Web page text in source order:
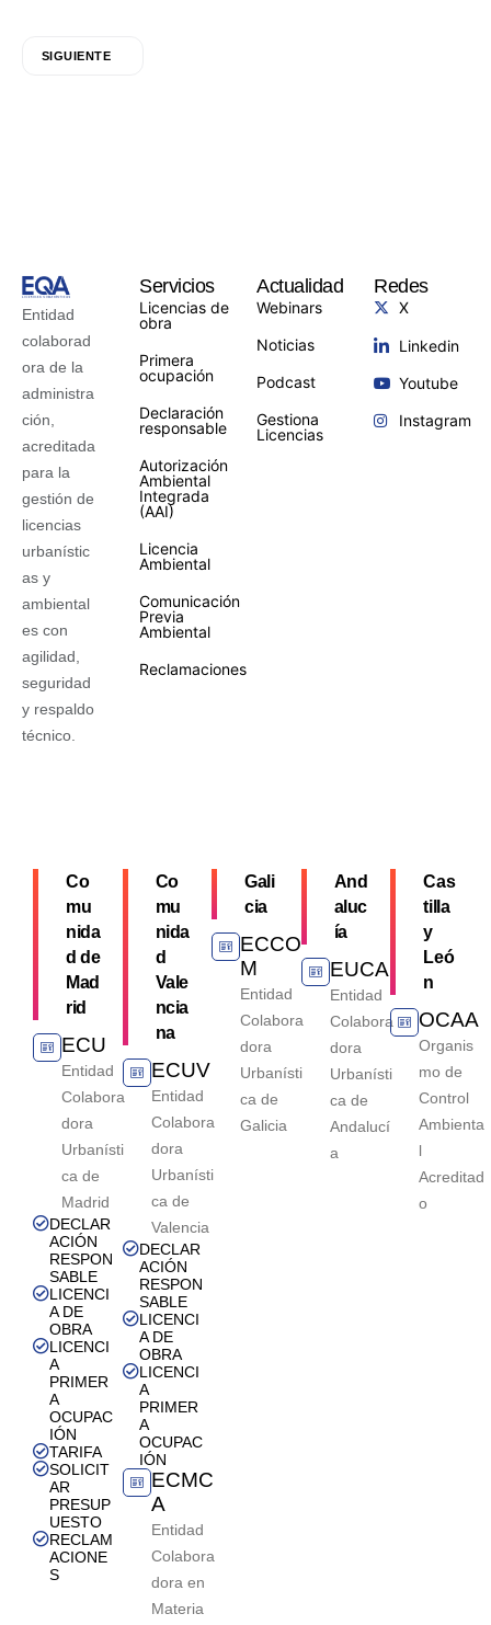
SIGUIENTE
Entidad
colaborad
ora de la
administra
ción,
acreditada
para la
gestión de
licencias
urbanístic
as y
ambiental
es con
agilidad,
seguridad
y respaldo
técnico.
Servicios
Licencias de
obra
Primera
ocupación
Declaración
responsable
Autorización
Ambiental
Integrada
(AAI)
Licencia
Ambiental
Comunicación
Previa
Ambiental
Reclamaciones
Actualidad
Webinars
Noticias
Podcast
Gestiona
Licencias
Redes
X
Linkedin
Youtube
Instagram
Co
mu
nida
d de
Mad
rid
ECU
Entidad
Colabora
dora
Urbanísti
ca de
Madrid
DECLAR
ACIÓN
RESPON
SABLE
LICENCI
A DE
OBRA
LICENCI
A
PRIMER
A
OCUPAC
IÓN
TARIFA
SOLICIT
AR
PRESUP
UESTO
RECLAM
ACIONE
S
Co
mu
nida
d
Vale
ncia
na
ECUV
Entidad
Colabora
dora
Urbanísti
ca de
Valencia
DECLAR
ACIÓN
RESPON
SABLE
LICENCI
A DE
OBRA
LICENCI
A
PRIMER
A
OCUPAC
IÓN
ECMC
A
Entidad
Colabora
dora en
Materia
Gali
cia
ECCO
M
Entidad
Colabora
dora
Urbanísti
ca de
Galicia
And
aluc
ía
EUCA
Entidad
Colabora
dora
Urbanísti
ca de
Andalucí
a
Cas
tilla
y
Leó
n
OCAA
Organis
mo de
Control
Ambienta
l
Acreditad
o